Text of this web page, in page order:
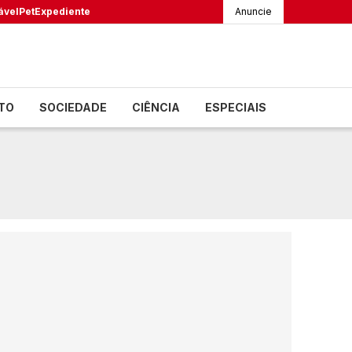
PetExpediente Anuncie
SOCIEDADE CIÊNCIA ESPECIAIS